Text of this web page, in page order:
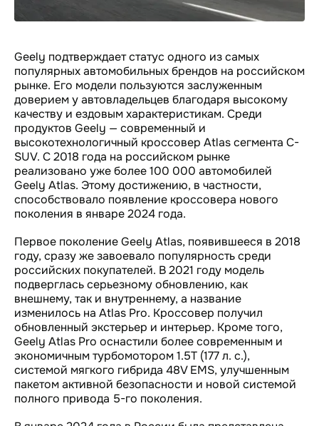
Geely подтверждает статус одного из самых
популярных автомобильных брендов на российском
рынке. Его модели пользуются заслуженным
доверием у автовладельцев благодаря высокому
качеству и ездовым характеристикам. Среди
продуктов Geely — современный и
высокотехнологичный кроссовер Atlas сегмента C-
SUV. С 2018 года на российском рынке
реализовано уже более 100 000 автомобилей
Geely Atlas. Этому достижению, в частности,
способствовало появление кроссовера нового
поколения в январе 2024 года.
Первое поколение Geely Atlas, появившееся в 2018
году, сразу же завоевало популярность среди
российских покупателей. В 2021 году модель
подверглась серьезному обновлению, как
внешнему, так и внутреннему, а название
изменилось на Atlas Pro. Кроссовер получил
обновленный экстерьер и интерьер. Кроме того,
Geely Atlas Pro оснастили более современным и
экономичным турбомотором 1.5Т (177 л. с.),
системой мягкого гибрида 48V EMS, улучшенным
пакетом активной безопасности и новой системой
полного привода 5-го поколения.